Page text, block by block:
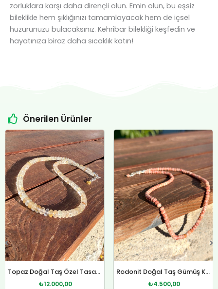
zorluklara karşı daha dirençli olun. Emin olun, bu eşsiz
bileklikle hem şıklığınızı tamamlayacak hem de içsel
huzurunuzu bulacaksınız. Kehribar bilekliği keşfedin ve
hayatınıza biraz daha sıcaklık katın!
Önerilen Ürünler
Rodonit Doğal Taş Gümüş Kolye
Orijinal
fiyat:
₺4.800,00.
₺4.500,00
Şu
andaki
fiyat:
₺4.500,00.
Sitrin Doğal Taş Özel Tasarım Gümüş Kolye
Orijinal
fiyat:
₺12.400,00.
₺12.000,00
Şu
andaki
fiyat:
₺12.000,00.